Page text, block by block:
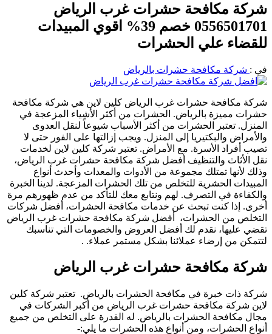
شركة مكافحة حشرات غرب الرياض
0556501701 خصم 39% اقوي المبيدات
للقضاء علي الحشرات
في : شركة مكافحة حشرات بالرياض
شركة مكافحة حشرات غرب الرياض كلين لاين هي شركة مكافحة
حشرات مميزة بالرياض. الحشرات من أكثر الأشياء المزعجة في
المنزل. تعتبر الحشرات من أكثر الأسباب شيوعاً لنقل العدوى
والأمراض والبكتيريا إلى المنزل. ويجب إزالتها على الفور حتى لا
تصيب أفراد الأسرة. مع الأمراض. تعتبر شركة كلين لاين لخدمات
نقل الأثاث والتنظيف أفضل شركة مكافحة حشرات غرب الرياض،
وذلك لأنها تمتلك مجموعة من الأدوات والمعدات وأحدث أنواع
المبيدات الحشرية للتخلص من تلك الحشرات المزعجة. لدينا الخبرة
والكفاءة في التصرف. لهم ونتابع معك للتأكد من عدم ظهورهم مرة
أخرى. إذا كنت تبحث عن خدمات مكافحة الحشرات، أفضل شركات
التخلص من الحشرات، أفضل شركة مكافحة حشرات غرب الرياض
تقضي عليها، نقدم لك أفضل العروض والخصومات التي تناسبك
لتتمكن من إرضاء عملائنا بشكل مستمر عملاء. .
شركة مكافحة حشرات غرب الرياض
شركة ذات خبرة في مكافحة الحشرات بالرياض. تعتبر شركة كلين
لاين شركة مكافحة حشرات غرب الرياض من أكبر الشركات في
مجال مكافحة الحشرات بالرياض. له القدرة على التخلص من جميع
أنواع الحشرات، ومن أنواع هذه الحشرات ما يلي:-